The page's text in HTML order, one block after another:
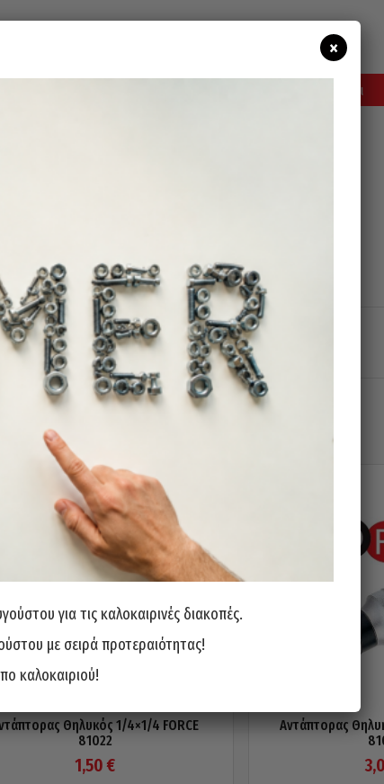
Προσθήκη Στο Καλάθι
Θηλυκός 1/4×1/4 FORCE
81022
1,50 €
Αντάπτορας
για τις καλοκαιρινές διακοπές.
με σειρά προτεραιότητας!
καλοκαιριού!
×